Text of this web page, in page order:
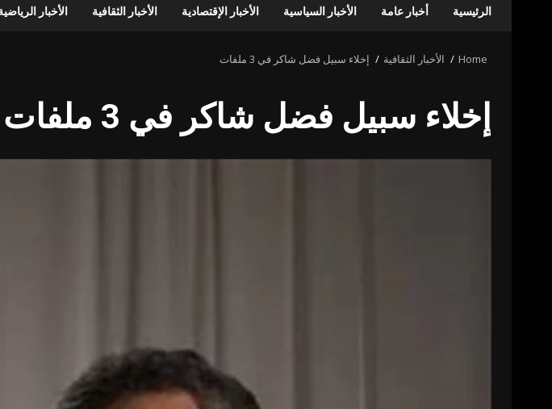
الرئيسية أخبار عامة الأخبار السياسية الأخبار الإقتصادية الأخبار الثقافية الأخبار
Home الأخبار الثقافية إخلاء سبيل فضل شاكر في 3 ملفات
إخلاء سبيل فضل شاكر في 3 ملفات